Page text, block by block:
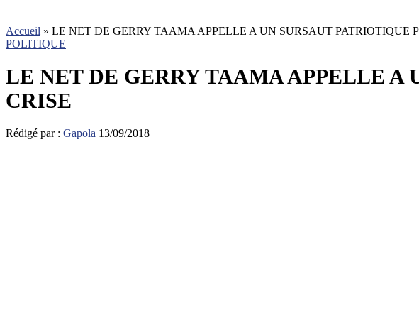
Accueil » LE NET DE GERRY TAAMA APPELLE A UN SURSAUT PATRIOTIQUE
POLITIQUE
LE NET DE GERRY TAAMA APPELLE A
CRISE
Rédigé par : Gapola 13/09/2018